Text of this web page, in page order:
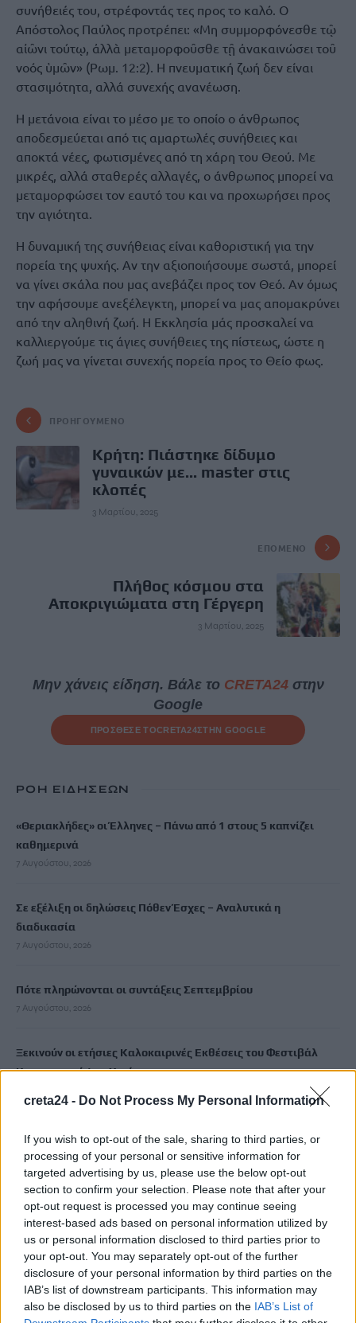
creta24 - Do Not Process My Personal Information
If you wish to opt-out of the sale, sharing to third parties, or
processing of your personal or sensitive information for
targeted advertising by us, please use the below opt-out
section to confirm your selection. Please note that after your
opt-out request is processed you may continue seeing
interest-based ads based on personal information utilized by
us or personal information disclosed to third parties prior to
your opt-out. You may separately opt-out of the further
disclosure of your personal information by third parties on the
IAB’s list of downstream participants. This information may
also be disclosed by us to third parties on the IAB’s List of
συνήθειές του, στρέφοντάς τες προς το καλό. Ο
Απόστολος Παύλος προτρέπει: «Μη συμμορφόνεσθε τῷ
αἰῶνι τούτῳ, ἀλλὰ μεταμορφοῦσθε τῇ ἀνακαινώσει τοῦ
νοός ὑμῶν» (Ρωμ. 12:2). Η πνευματική ζωή δεν είναι
στασιμότητα, αλλά συνεχής ανανέωση.
Η μετάνοια είναι το μέσο με το οποίο ο άνθρωπος
αποδεσμεύεται από τις αμαρτωλές συνήθειες και
αποκτά νέες, φωτισμένες από τη χάρη του Θεού. Με
μικρές, αλλά σταθερές αλλαγές, ο άνθρωπος μπορεί να
μεταμορφώσει τον εαυτό του και να προχωρήσει προς
την αγιότητα.
Η δυναμική της συνήθειας είναι καθοριστική για την
πορεία της ψυχής. Αν την αξιοποιήσουμε σωστά, μπορεί
να γίνει σκάλα που μας ανεβάζει προς τον Θεό. Αν όμως
την αφήσουμε ανεξέλεγκτη, μπορεί να μας απομακρύνει
από την αληθινή ζωή. Η Εκκλησία μάς προσκαλεί να
καλλιεργούμε τις άγιες συνήθειες της πίστεως, ώστε η
ζωή μας να γίνεται συνεχής πορεία προς το Θείο φως.
ΠΡΟΗΓΟΎΜΕΝΟ
Κρήτη: Πιάστηκε δίδυμο
γυναικών με... master στις
κλοπές
3 Μαρτίου, 2025
ΕΠΌΜΕΝΟ
Πλήθος κόσμου στα
Αποκριγιώματα στη Γέργερη
3 Μαρτίου, 2025
Μην χάνεις είδηση. Βάλε το CRETA24στην
Google
ΠΡΟΣΘΕΣΕ ΤΟCRETA24ΣΤΗΝ GOOGLE
ΡΟΗ ΕΙΔΗΣΕΩΝ
«Θεριακλήδες» οι Έλληνες – Πάνω από 1 στους 5 καπνίζει
καθημερινά
7 Αυγούστου, 2026
Σε εξέλιξη οι δηλώσεις Πόθεν Έσχες – Αναλυτικά η
διαδικασία
7 Αυγούστου, 2026
Πότε πληρώνονται οι συντάξεις Σεπτεμβρίου
7 Αυγούστου, 2026
Ξεκινούν οι ετήσιες Καλοκαιρινές Εκθέσεις του Φεστιβάλ
Κινηματογράφου Χανίων
Ισπανία: Απολιθώματα αποκαλύπτουν ότι οι πρώτοι
Ευρωπαίοι ίσως ασκούσαν κανιβαλισμό
7 Αυγούστου, 2026
Σοκαριστικές αποκαλύψεις του FBI μετά το Μουντιάλ: «Θα
ανατινάξω τον Μέσι με τέσσερις βόμβες»
7 Αυγούστου, 2026
ΗΠΑ: Δασκάλα χορού κατηγορείται για σεξουαλική
κακοποίηση δύο ανήλικων μαθητών της